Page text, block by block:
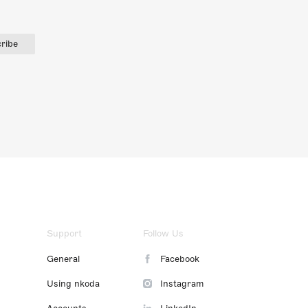
Support
General
Using nkoda
Follow Us
Facebook
Instagram